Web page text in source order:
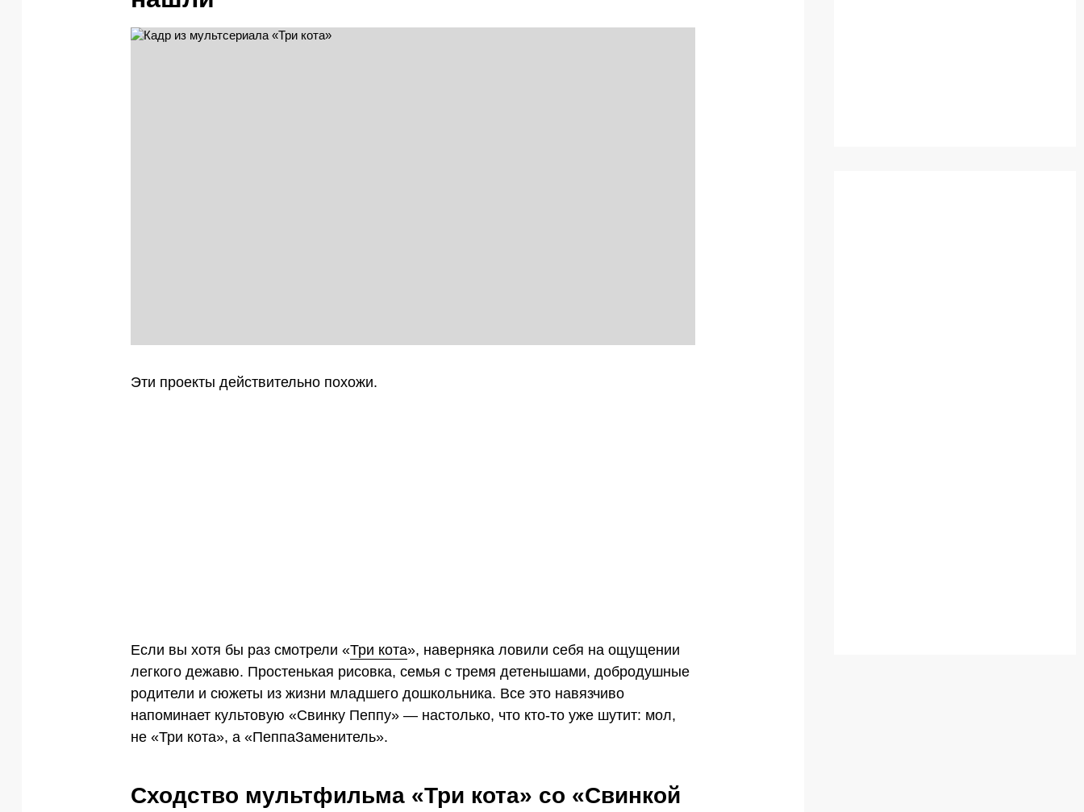
Эти проекты действительно похожи.
Если вы хотя бы раз смотрели «Три кота», наверняка ловили себя на ощущении
легкого дежавю. Простенькая рисовка, семья с тремя детенышами, добродушные
родители и сюжеты из жизни младшего дошкольника. Все это навязчиво
напоминает культовую «Свинку Пеппу» — настолько, что кто-то уже шутит: мол,
не «Три кота», а «ПеппаЗаменитель».
Сходство мультфильма «Три кота» со «Свинкой